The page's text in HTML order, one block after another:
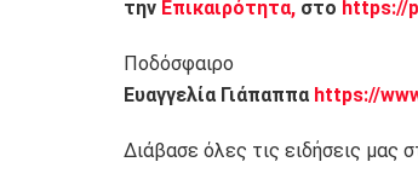
την Επικαιρότητα, στο https://
Ποδόσφαιρο
Ευαγγελία Γιάπαππα https://
Διάβασε όλες τις ειδήσεις μας